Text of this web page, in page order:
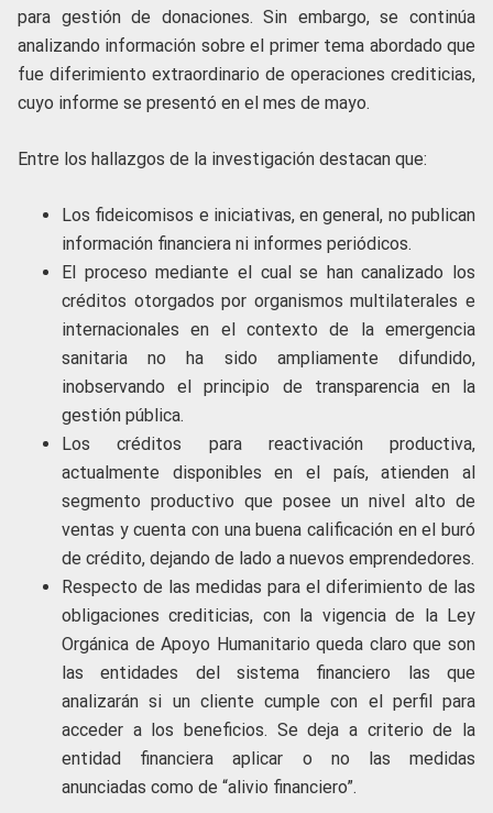
para gestión de donaciones. Sin embargo, se continúa
analizando información sobre el primer tema abordado que
fue diferimiento extraordinario de operaciones crediticias,
cuyo informe se presentó en el mes de mayo.
Entre los hallazgos de la investigación destacan que:
Los fideicomisos e iniciativas, en general, no publican
información financiera ni informes periódicos.
El proceso mediante el cual se han canalizado los
créditos otorgados por organismos multilaterales e
internacionales en el contexto de la emergencia
sanitaria no ha sido ampliamente difundido,
inobservando el principio de transparencia en la
gestión pública.
Los créditos para reactivación productiva,
actualmente disponibles en el país, atienden al
segmento productivo que posee un nivel alto de
ventas y cuenta con una buena calificación en el buró
de crédito, dejando de lado a nuevos emprendedores.
Respecto de las medidas para el diferimiento de las
obligaciones crediticias, con la vigencia de la Ley
Orgánica de Apoyo Humanitario queda claro que son
las entidades del sistema financiero las que
analizarán si un cliente cumple con el perfil para
acceder a los beneficios. Se deja a criterio de la
entidad financiera aplicar o no las medidas
anunciadas como de “alivio financiero”.